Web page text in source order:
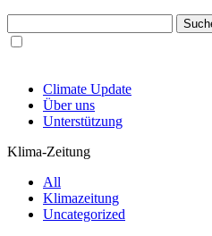
Climate Update
Über uns
Unterstützung
Klima-Zeitung
All
Klimazeitung
Uncategorized